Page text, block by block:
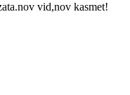
vid,nov kasmet!